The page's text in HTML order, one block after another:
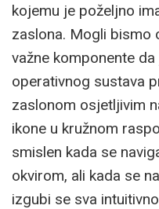
kojemu je poželjno
zaslona. Mogli bismo
važne komponente
operativnog sustava
zaslonom osjetljivim
ikone u kružnom
smislen kada se
okvirom, ali kada se
izgubi se sva